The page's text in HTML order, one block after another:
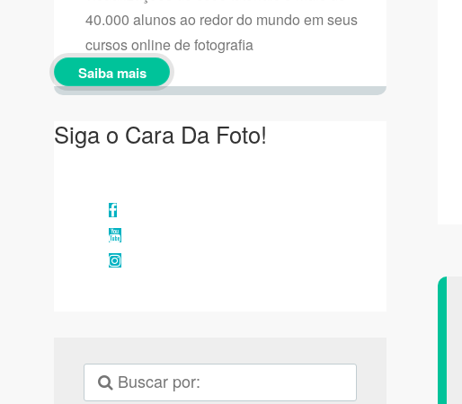
40.000 alunos ao redor do mundo em seus
cursos online de fotografia
Saiba mais
Siga o Cara Da Foto!
Facebook
YouTube
Instagram